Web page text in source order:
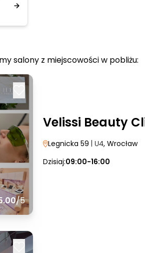
salony z miejscowości w pobliżu:
/5
Velissi Beauty
Legnicka 59 | U4, Wrocław
Dzisiaj:09:00-16:00